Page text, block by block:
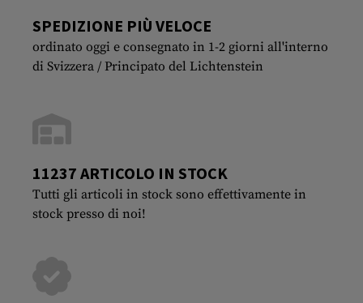
SPEDIZIONE PIÙ VELOCE
ordinato oggi e consegnato in 1-2 giorni all'interno
di Svizzera / Principato del Lichtenstein
11237 ARTICOLO IN STOCK
Tutti gli articoli in stock sono effettivamente in
stock presso di noi!